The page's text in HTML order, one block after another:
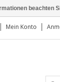
Mein Konto
beachten